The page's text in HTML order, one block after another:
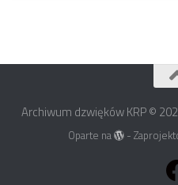
Archiwum dzwięków KRP ©
Oparte na -